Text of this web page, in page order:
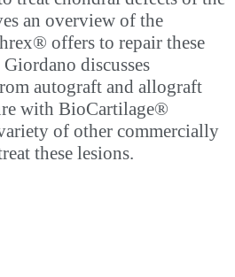
an overview of the
offers to repair these
discusses
autograft and allograft
with BioCartilage®
of other commercially
these lesions.